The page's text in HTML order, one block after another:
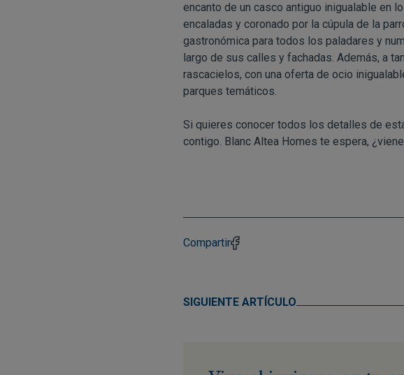
encanto de un casco antiguo inigualable en
encaladas y coronado por la cúpula de la
gastronómica para todos los paladares y
largo de sus calles y fachadas. Además, a
rascacielos, con una oferta de ocio
parques temáticos.
Si quieres conocer todos los detalles de
contigo. Blanc Altea Homes te espera,
Compartir
SIGUIENTE ARTÍCULO